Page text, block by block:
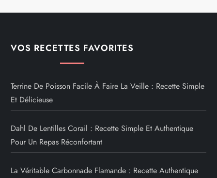
VOS RECETTES FAVORITES
Terrine De Poisson Facile À Faire La Veille : Recette Simple
Et Délicieuse
Dahl De Lentilles Corail : Recette Simple Et Authentique
Pour Un Repas Réconfortant
La Véritable Carbonnade Flamande : Recette Authentique